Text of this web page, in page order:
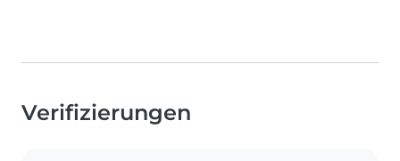
Verifizierungen